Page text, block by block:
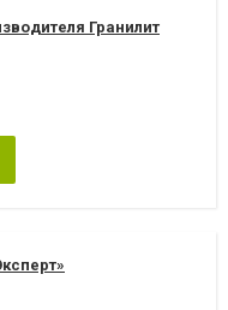
Гранилит